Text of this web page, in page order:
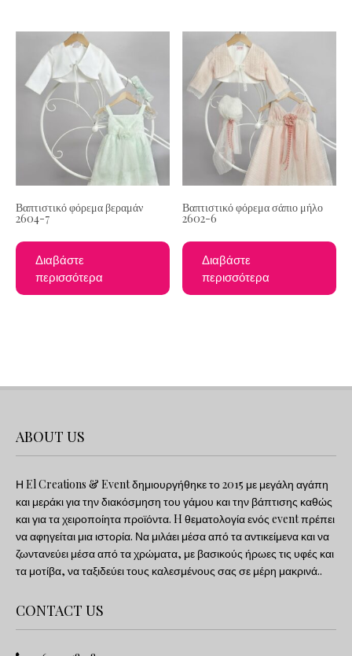
Βαπτιστικό φόρεμα βεραμάν
2604-7
Διαβάστε
περισσότερα
Βαπτιστικό φόρεμα σάπιο μήλο
2602-6
Διαβάστε
περισσότερα
ABOUT US
Η El Creations & Event δημιουργήθηκε το 2015 με μεγάλη αγάπη
και μεράκι για την διακόσμηση του γάμου και την βάπτισης καθώς
και για τα χειροποίητα προϊόντα. H θεματολογία ενός event πρέπει
να αφηγείται μια ιστορία. Να μιλάει μέσα από τα αντικείμενα και να
ζωντανεύει μέσα από τα χρώματα, με βασικούς ήρωες τις υφές και
τα μοτίβα, να ταξιδεύει τους καλεσμένους σας σε μέρη μακρινά..
CONTACT US